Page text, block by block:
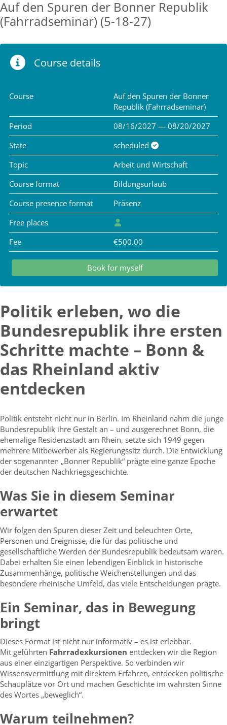
Auf den Spuren der Bonner Republik
(Fahrradseminar) (5-18-27)
Course details
Course
Auf den Spuren der Bonner
Republik (Fahrradseminar)
Period
08/16/2027 — 08/20/2027
State
scheduled
Topic
Arbeit und Wirtschaft
Course format
Bildungsurlaub
Course presence format
Präsenz
Free places
Fee
€500.00
Book for myself
Politik erleben, wo die
Bundesrepublik ihre ersten
Schritte machte – Bonn &
das Rheinland aktiv
entdecken
Politik entsteht nicht nur in Berlin. Im Rheinland nahm die junge
Bundesrepublik ihre Gestalt an – und ausgerechnet Bonn, die
ehemalige Residenzstadt am Rhein, setzte sich 1949 gegen
mehrere Mitbewerber als Regierungssitz durch. Die Entwicklung
der sogenannten „Bonner Republik“ prägte eine ganze Epoche
der deutschen Nachkriegsgeschichte.
Was Sie in diesem Seminar
erwartet
Wir folgen den Spuren dieser Zeit und beleuchten Orte,
Personen und Ereignisse, die für das politische und
gesellschaftliche Werden der Bundesrepublik bedeutsam waren.
Dabei erhalten Sie einen lebendigen Einblick in historische
Zusammenhänge, politische Weichenstellungen und das
besondere rheinische Umfeld, das viele Entscheidungen prägte.
Ein Seminar, das in Bewegung
bringt
Dieses Format ist nicht nur informativ – es ist erlebbar.
Mit geführten Fahrradexkursionen entdecken wir die Region
aus einer einzigartigen Perspektive. So verbinden wir
Wissensvermittlung mit direktem Erfahren, entdecken politische
Schauplätze vor Ort und machen Geschichte im wahrsten Sinne
des Wortes „beweglich“.
Warum teilnehmen?